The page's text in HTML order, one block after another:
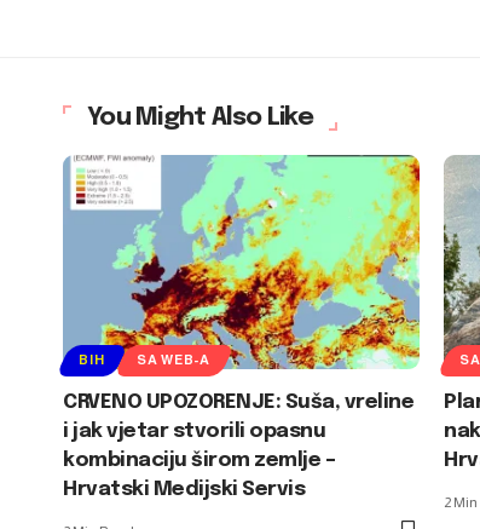
You Might Also Like
BIH SA WEB-A
CRVENO UPOZORENJE: Suša, vreline
i jak vjetar stvorili opasnu
kombinaciju širom zemlje –
Hrvatski Medijski Servis
2